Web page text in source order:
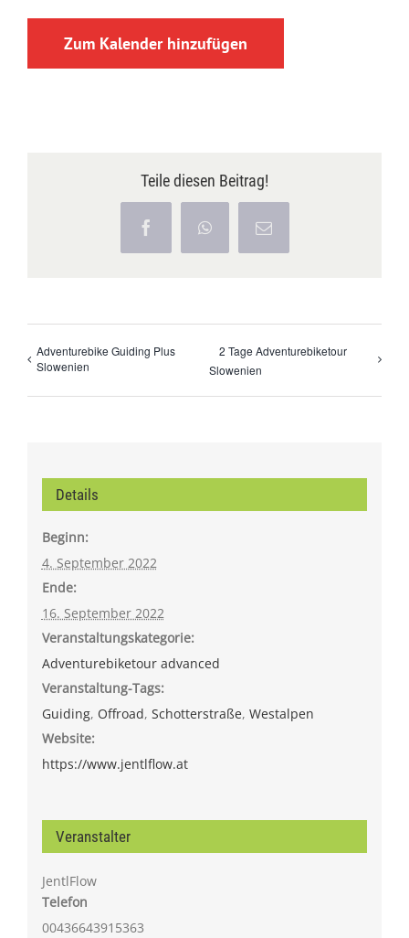
Zum Kalender hinzufügen
Teile diesen Beitrag!
FacebookWhatsApp
E-
Mail
Adventurebike Guiding Plus
Slowenien
2 Tage Adventurebiketour
Slowenien
Details
Beginn:
4. September 2022
Ende:
16. September 2022
Veranstaltungskategorie:
Adventurebiketour advanced
Veranstaltung-Tags:
Guiding, Offroad, Schotterstraße, Westalpen
Website:
https://www.jentlflow.at
Veranstalter
JentlFlow
Telefon
00436643915363